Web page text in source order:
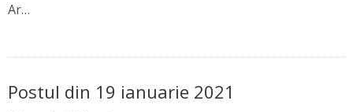
Ar…
Postul din 19 ianuarie 2021